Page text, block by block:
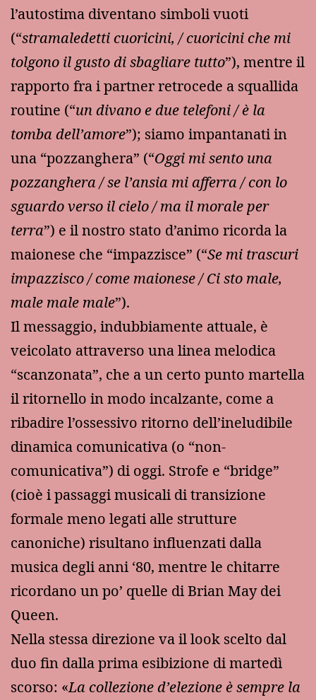
l’autostima diventano simboli vuoti
(“stramaledetti cuoricini, / cuoricini che mi
tolgono il gusto di sbagliare tutto”), mentre il
rapporto fra i partner retrocede a squallida
routine (“un divano e due telefoni / è la
tomba dell’amore”); siamo impantanati in
una “pozzanghera” (“Oggi mi sento una
pozzanghera / se l’ansia mi afferra / con lo
sguardo verso il cielo / ma il morale per
terra”) e il nostro stato d’animo ricorda la
maionese che “impazzisce” (“Se mi trascuri
impazzisco / come maionese / Ci sto male,
male male male”).
Il messaggio, indubbiamente attuale, è
veicolato attraverso una linea melodica
“scanzonata”, che a un certo punto martella
il ritornello in modo incalzante, come a
ribadire l’ossessivo ritorno dell’ineludibile
dinamica comunicativa (o “non-
comunicativa”) di oggi. Strofe e “bridge”
(cioè i passaggi musicali di transizione
formale meno legati alle strutture
canoniche) risultano influenzati dalla
musica degli anni ‘80, mentre le chitarre
ricordano un po’ quelle di Brian May dei
Queen.
Nella stessa direzione va il look scelto dal
duo fin dalla prima esibizione di martedì
scorso: «La collezione d’elezione è sempre la